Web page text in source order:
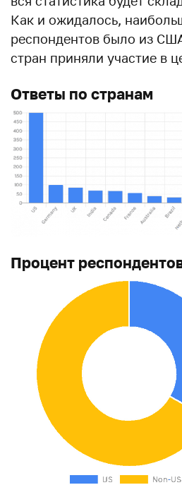
Как и ожидалось,
респондентов было из
стран приняли участие в
Ответы по странам
Процент